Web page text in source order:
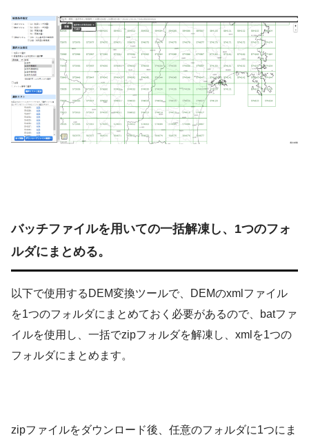
バッチファイルを用いての一括解凍し、1つのフォ
ルダにまとめる。
以下で使用するDEM変換ツールで、DEMのxmlファイル
を1つのフォルダにまとめておく必要があるので、batファ
イルを使用し、一括でzipフォルダを解凍し、xmlを1つの
フォルダにまとめます。
zipファイルをダウンロード後、任意のフォルダに1つにま